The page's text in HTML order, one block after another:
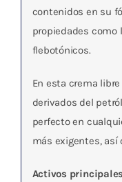
contenidos en su
propiedades como
flebotónicos.
En esta crema
derivados del
perfecto en
más exigentes, así
Activos